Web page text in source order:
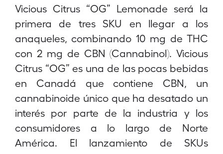
Vicious Citrus “OG” Lemonade será la
primera de tres SKU en llegar a los
anaqueles, combinando 10 mg de THC
con 2 mg de CBN (Cannabinol). Vicious
Citrus “OG” es una de las pocas bebidas
en Canadá que contiene CBN, un
cannabinoide único que ha desatado un
interés por parte de la industria y los
consumidores a lo largo de Norte
América. El lanzamiento de SKUs